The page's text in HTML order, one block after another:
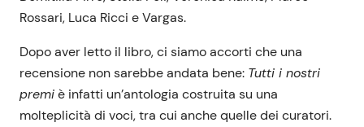
Rossari, Luca Ricci e Vargas.
Dopo aver letto il libro, ci siamo accorti che una
recensione non sarebbe andata bene: Tutti i nostri
premiè infatti un’antologia costruita su una
molteplicità di voci, tra cui anche quelle dei curatori.